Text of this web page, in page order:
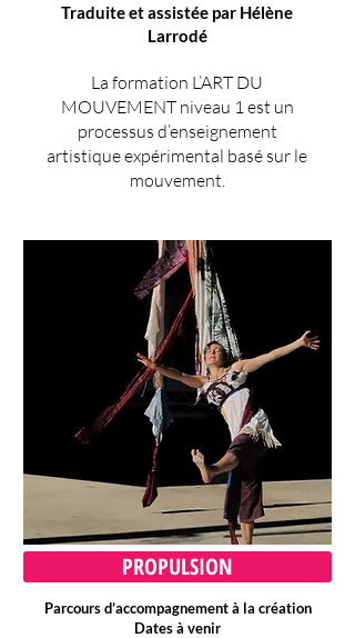
Traduite et assistée par Hélène
Larrodé
La formation L’ART DU
MOUVEMENT niveau 1 est un
processus d’enseignement
artistique expérimental basé sur le
mouvement.
PROPULSION
Parcours d’accompagnement à la création
Dates à venir